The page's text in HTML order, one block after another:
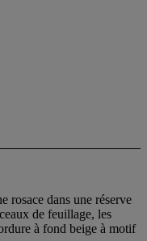
rosace dans une réserve
de feuillage, les
à fond beige à motif